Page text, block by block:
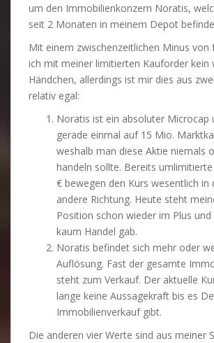
um den Immobilienkonzern Noratis,
seit 2 Monaten in meinem Depot
Mit einem zwischenzeitlichen Minus von
ich mit meiner limitierten Kauforder kein
Händchen, allerdings ist mir dies aus
relativ egal:
Noratis ist ein absoluter Microcap
gerade einmal auf 15 Mio.
weshalb man diese Aktie niemals
handeln sollte. Bereits
€ bewegen den Kurs wesentlich in
andere Richtung. Heute steht
Position schon wieder im Plus
kaum Handel gab.
Noratis befindet sich mehr oder
Auflösung. Fast der gesamte
steht zum Verkauf. Der aktuelle
lange keine Aussagekraft bis es
Immobilienverkauf gibt.
Die anderen vier Werte sind aus meiner